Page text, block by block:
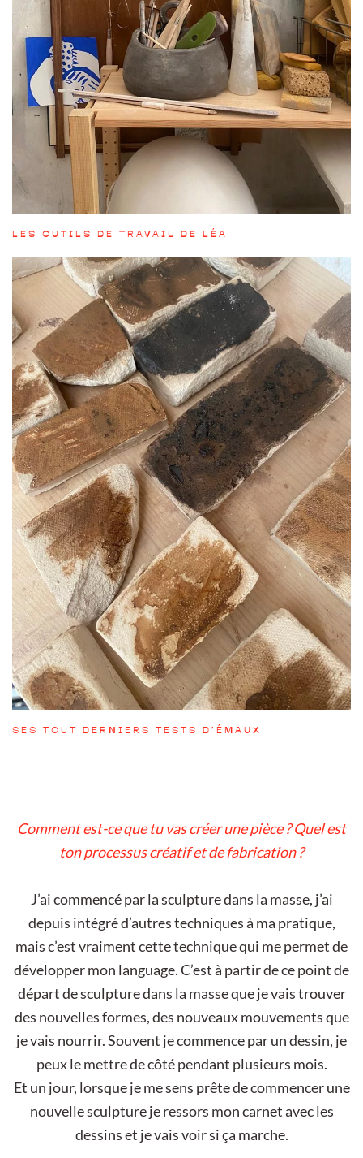
LES OUTILS DE TRAVAIL DE LÉA
SES TOUT DERNIERS TESTS D’ÉMAUX
Comment est-ce que tu vas créer une pièce ? Quel est
ton processus créatif et de fabrication ?
J’ai commencé par la sculpture dans la masse, j’ai
depuis intégré d’autres techniques à ma pratique,
mais c’est vraiment cette technique qui me permet de
développer mon language. C’est à partir de ce point de
départ de sculpture dans la masse que je vais trouver
des nouvelles formes, des nouveaux mouvements que
je vais nourrir. Souvent je commence par un dessin, je
peux le mettre de côté pendant plusieurs mois.
Et un jour, lorsque je me sens prête de commencer une
nouvelle sculpture je ressors mon carnet avec les
dessins et je vais voir si ça marche.